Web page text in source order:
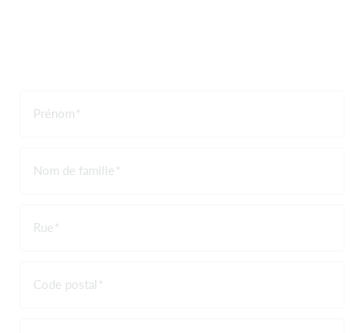
Prénom
Nom de famille
Rue
Code postal